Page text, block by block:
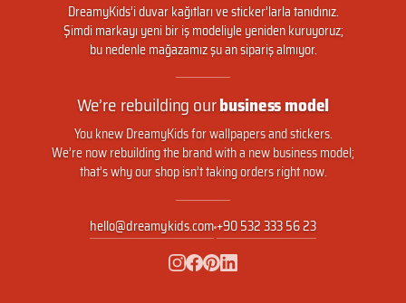
DreamyKids’i duvar kağıtları ve sticker’larla tanıdınız.
Şimdi markayı yeni bir iş modeliyle yeniden kuruyoruz;
bu nedenle mağazamız şu an sipariş almıyor.
We’re rebuilding ourbusiness model
You knew DreamyKids for wallpapers and stickers.
We’re now rebuilding the brand with a new business model;
that’s why our shop isn’t taking orders right now.
hello@dreamykids.com+90 532 333 56 23